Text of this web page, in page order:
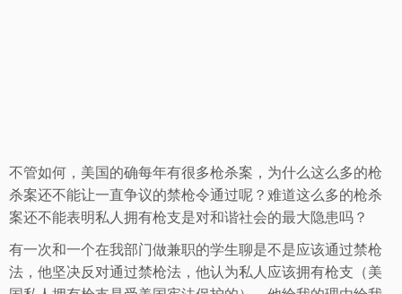
不管如何，美国的确每年有很多枪杀案，为什么这么多的枪
杀案还不能让一直争议的禁枪令通过呢？难道这么多的枪杀
案还不能表明私人拥有枪支是对和谐社会的最大隐患吗？
有一次和一个在我部门做兼职的学生聊是不是应该通过禁枪
法，他坚决反对通过禁枪法，他认为私人应该拥有枪支（美